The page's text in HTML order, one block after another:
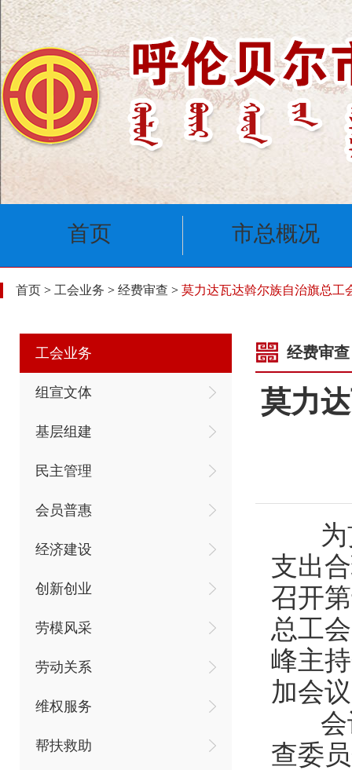
首页 市总概况
首页 > 工会业务 > 经费审查 > 莫力达瓦达斡尔族自治旗总工
工会业务
组宣文体
基层组建
民主管理
会员普惠
经济建设
创新创业
劳模风采
劳动关系
维权服务
帮扶救助
经费审查
莫力
为贯
支出
召开
总工
峰主
加会
会议
查委